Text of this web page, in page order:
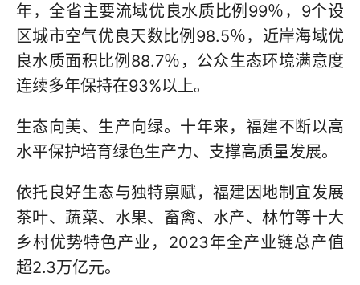
年，全省主要流域优良水质比例99％，9个设
区城市空气优良天数比例98.5％，近岸海域优
良水质面积比例88.7％，公众生态环境满意度
连续多年保持在93%以上。
生态向美、生产向绿。十年来，福建不断以高
水平保护培育绿色生产力、支撑高质量发展。
依托良好生态与独特禀赋，福建因地制宜发展
茶叶、蔬菜、水果、畜禽、水产、林竹等十大
乡村优势特色产业，2023年全产业链总产值
超2.3万亿元。